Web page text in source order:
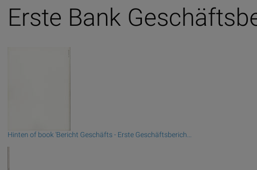
Erste Bank
Hinten of book 'Bericht Geschäfts - Erste Geschäftsberich...